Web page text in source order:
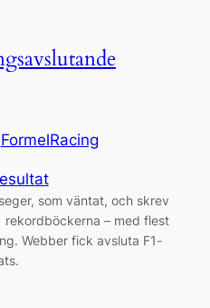
FormelRacing
som väntat, och skrev
rekordböckerna – med flest
Webber fick avsluta F1-